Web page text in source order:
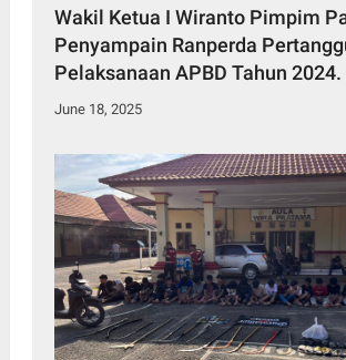
Wakil Ketua I Wiranto Pimpim
Penyampain Ranperda
Pelaksanaan APBD Tahun 2024.
June 18, 2025